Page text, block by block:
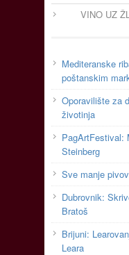
VINO UZ
Mediteranske
poštanskim
Oporavilište za
životinja
PagArtFestival:
Steinberg
Sve manje
Dubrovnik:
Bratoš
Brijuni:
Leara